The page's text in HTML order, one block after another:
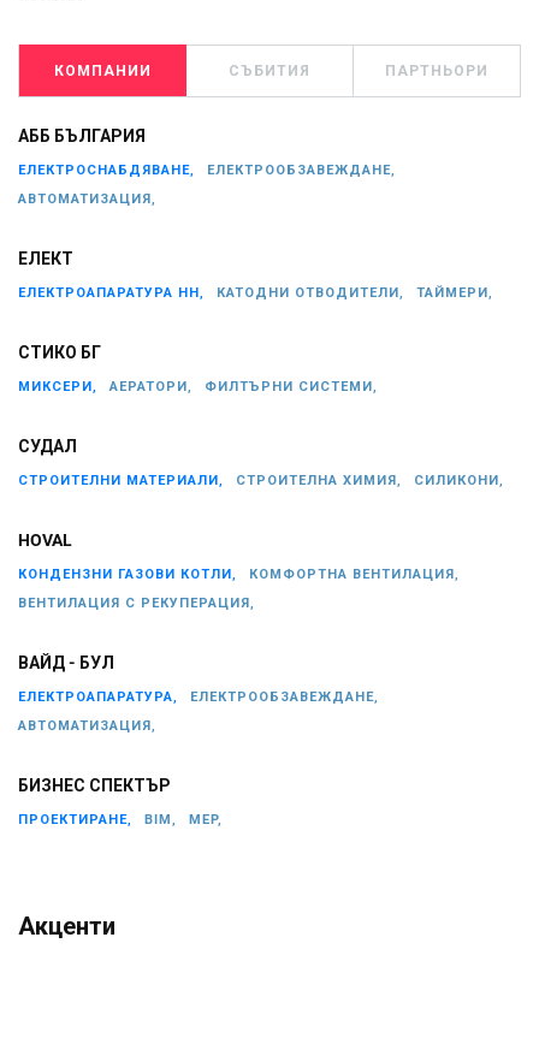
КОМПАНИИ СЪБИТИЯ ПАРТНЬОРИ
АББ БЪЛГАРИЯ
ЕЛЕКТРОСНАБДЯВАНЕ,
ЕЛЕКТРООБЗАВЕЖДАНЕ,
АВТОМАТИЗАЦИЯ,
ЕЛЕКТ
ЕЛЕКТРОАПАРАТУРА НН, КАТОДНИ ОТВОДИТЕЛИ, ТАЙМЕРИ,
СТИКО БГ
МИКСЕРИ, АЕРАТОРИ, ФИЛТЪРНИ СИСТЕМИ,
СУДАЛ
СТРОИТЕЛНИ МАТЕРИАЛИ, СТРОИТЕЛНА ХИМИЯ, СИЛИКОНИ,
HOVAL
КОНДЕНЗНИ ГАЗОВИ КОТЛИ,
КОМФОРТНА ВЕНТИЛАЦИЯ,
ВЕНТИЛАЦИЯ С РЕКУПЕРАЦИЯ,
ВАЙД - БУЛ
ЕЛЕКТРОАПАРАТУРА,
ЕЛЕКТРООБЗАВЕЖДАНЕ,
АВТОМАТИЗАЦИЯ,
БИЗНЕС СПЕКТЪР
ПРОЕКТИРАНЕ, BIM, MEP,
Акценти